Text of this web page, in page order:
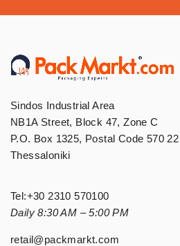
Sindos Industrial Area
NB1A Street, Block 47, Zone C
P.O. Box 1325, Postal Code 570 22
Thessaloniki
Tel:+30 2310 570100
Daily 8:30 AM – 5:00 PM
retail@packmarkt.com